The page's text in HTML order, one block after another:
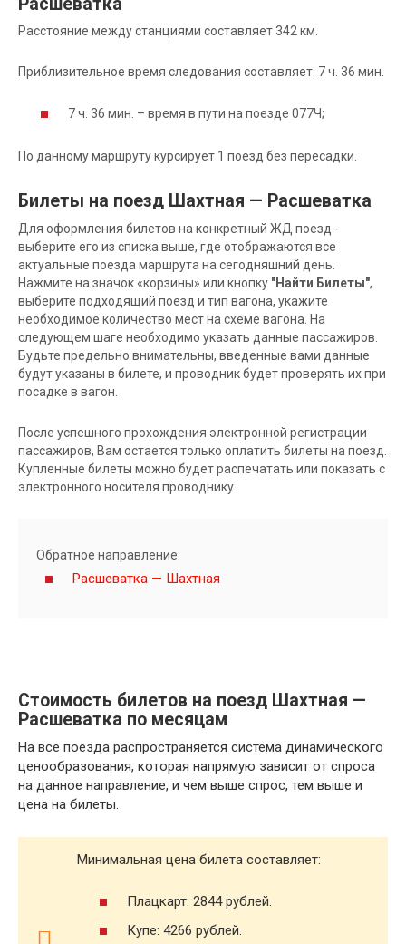
Расстояние между станциями составляет 342 км.
Приблизительное время следования составляет: 7 ч. 36 мин.
7 ч. 36 мин. – время в пути на поезде 077Ч;
По данному маршруту курсирует 1 поезд без пересадки.
Билеты на поезд Шахтная — Расшеватка
Для оформления билетов на конкретный ЖД поезд -
выберите его из списка выше, где отображаются все
актуальные поезда маршрута на сегодняшний день.
Нажмите на значок «корзины» или кнопку "Найти Билеты",
выберите подходящий поезд и тип вагона, укажите
необходимое количество мест на схеме вагона. На
следующем шаге необходимо указать данные пассажиров.
Будьте предельно внимательны, введенные вами данные
будут указаны в билете, и проводник будет проверять их при
посадке в вагон.
После успешного прохождения электронной регистрации
пассажиров, Вам остается только оплатить билеты на поезд.
Купленные билеты можно будет распечатать или показать с
электронного носителя проводнику.
Обратное направление:
Расшеватка — Шахтная
Стоимость билетов на поезд Шахтная —
Расшеватка по месяцам
На все поезда распространяется система динамического
ценообразования, которая напрямую зависит от спроса
на данное направление, и чем выше спрос, тем выше и
цена на билеты.
Минимальная цена билета составляет:
Плацкарт: 2844 рублей.
Купе: 4266 рублей.